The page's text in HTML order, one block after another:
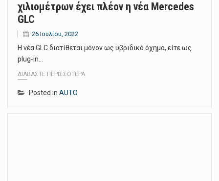
χιλιομέτρων έχει πλέον η νέα Mercedes
GLC
26 Ιουλίου, 2022
Η νέα GLC διατίθεται μόνον ως υβριδικό όχημα, είτε ως
plug-in…
ΔΙΑΒΆΣΤΕ ΠΕΡΙΣΣΌΤΕΡΑ
Posted in AUTO